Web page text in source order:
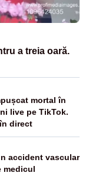
a treia oară.
mortal în
live pe TikTok.
direct
accident vascular
medicul